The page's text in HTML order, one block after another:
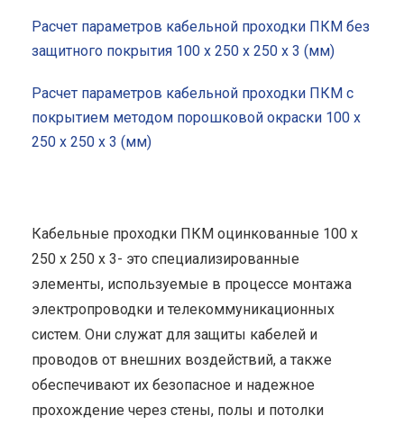
Расчет параметров кабельной проходки ПКМ без
защитного покрытия 100 x 250 x 250 x 3 (мм)
Расчет параметров кабельной проходки ПКМ с
покрытием методом порошковой окраски 100 x
250 x 250 x 3 (мм)
Кабельные проходки ПКМ оцинкованные 100 x
250 x 250 x 3- это специализированные
элементы, используемые в процессе монтажа
электропроводки и телекоммуникационных
систем. Они служат для защиты кабелей и
проводов от внешних воздействий, а также
обеспечивают их безопасное и надежное
прохождение через стены, полы и потолки